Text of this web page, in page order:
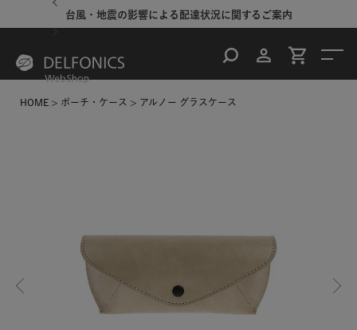
台風・地震の影響による配達状況に関するご案内
HOME ポーチ・ケース アルノー グラスケース